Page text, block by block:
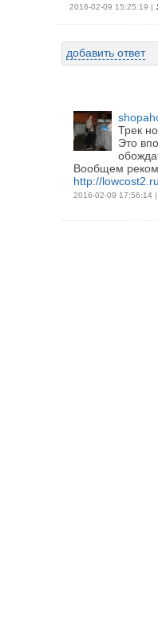
2016-02-09 15:25:19 |
добавить ответ
Трек
Это
Вообщем
http://
2016-02-09 17:56:14 |